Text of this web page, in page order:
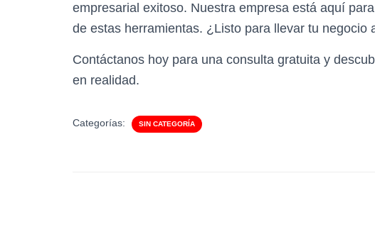
empresarial exitoso. Nuestra empresa está aquí
de estas herramientas. ¿Listo para llevar tu negocio
Contáctanos hoy para una consulta gratuita y
en realidad.
Categorías: SIN CATEGORÍA